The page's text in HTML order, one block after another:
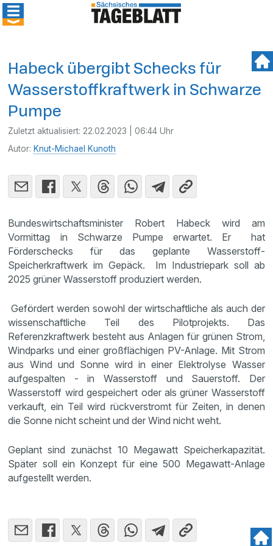
Habeck übergibt Schecks für
Wasserstoffkraftwerk in Schwarze
Pumpe
Zuletzt aktualisiert: 22.02.2023 | 06:44 Uhr
Autor: Knut-Michael Kunoth
Bundeswirtschaftsminister Robert Habeck wird am
Vormittag in Schwarze Pumpe erwartet. Er hat
Förderschecks für das geplante Wasserstoff-
Speicherkraftwerk im Gepäck. Im Industriepark soll ab
2025 grüner Wasserstoff produziert werden.
Gefördert werden sowohl der wirtschaftliche als auch der
wissenschaftliche Teil des Pilotprojekts. Das
Referenzkraftwerk besteht aus Anlagen für grünen Strom,
Windparks und einer großflächigen PV-Anlage. Mit Strom
aus Wind und Sonne wird in einer Elektrolyse Wasser
aufgespalten - in Wasserstoff und Sauerstoff. Der
Wasserstoff wird gespeichert oder als grüner Wasserstoff
verkauft, ein Teil wird rückverstromt für Zeiten, in denen
die Sonne nicht scheint und der Wind nicht weht.
Geplant sind zunächst 10 Megawatt Speicherkapazität.
Später soll ein Konzept für eine 500 Megawatt-Anlage
aufgestellt werden.